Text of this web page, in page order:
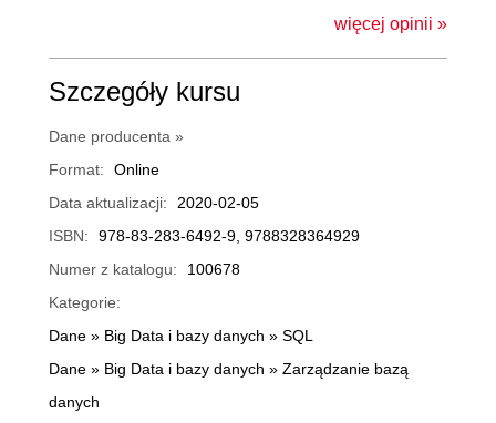
więcej opinii »
Szczegóły kursu
Dane producenta »
Format:
Online
Data aktualizacji:
2020-02-05
ISBN:
978-83-283-6492-9, 9788328364929
Numer z katalogu:
100678
Kategorie:
Dane » Big Data i bazy danych » SQL
Dane » Big Data i bazy danych » Zarządzanie bazą
danych